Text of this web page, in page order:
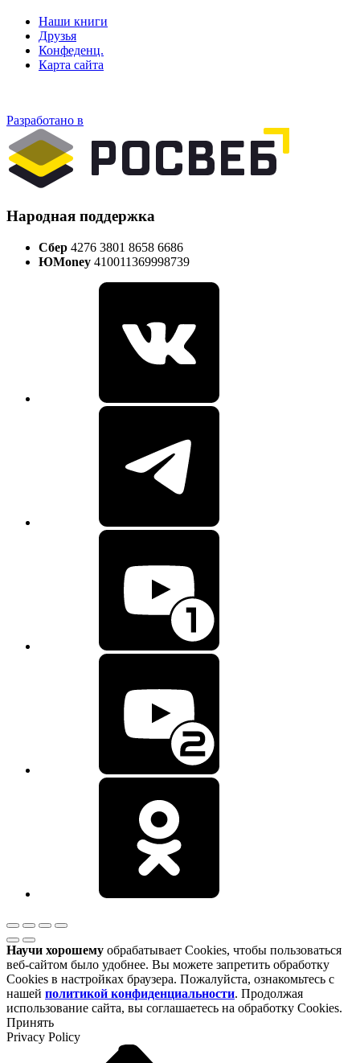
Наши книги
Друзья
Конфеденц.
Карта сайта
Разработано в
Народная поддержка
Сбер 4276 3801 8658 6686
ЮMoney 410011369998739
Научи хорошему обрабатывает Cookies, чтобы пользоваться
веб-сайтом было удобнее. Вы можете запретить обработку
Cookies в настройках браузера. Пожалуйста, ознакомьтесь с
нашей политикой конфиденциальности. Продолжая
использование сайта, вы соглашаетесь на обработку Cookies.
Принять
Privacy Policy